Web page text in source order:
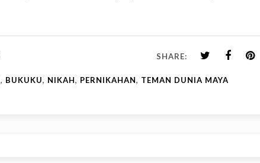
SHARE:
, BUKUKU, NIKAH, PERNIKAHAN, TEMAN DUNIA MAYA